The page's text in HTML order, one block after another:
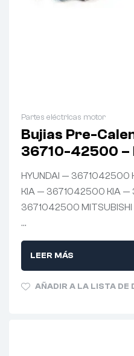
Partes eléctricas motor
Bujias Pre-
36710-42500 –
HYUNDAI — 3671042500
KIA — 3671042500 KIA —
3671042500 MITSUBISHI
…
LEER MÁS
AÑADIR A LA LISTA DE